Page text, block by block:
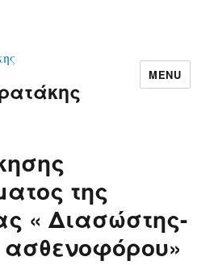
MENU
της
« Διασώστης-